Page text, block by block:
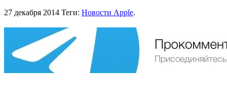
27 декабря 2014 Теги: Новости Apple.